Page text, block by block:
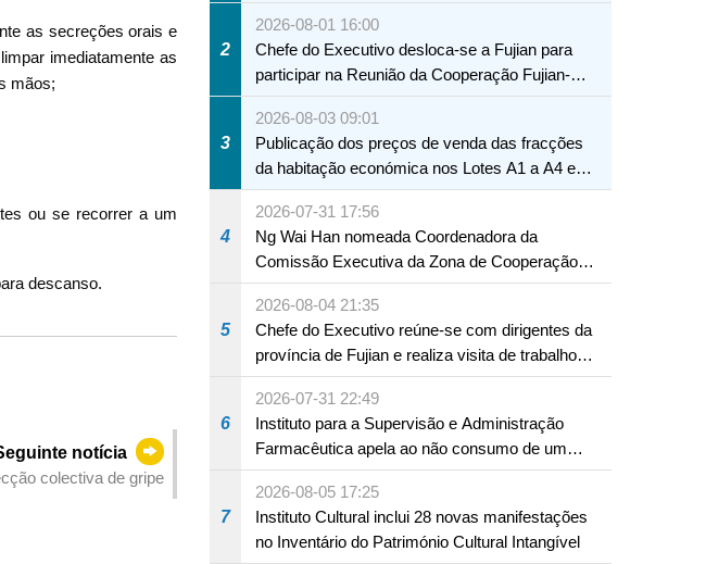
as secreções orais e
imediatamente as
mãos;
ou se recorrer a um
descanso.
notícia
colectiva de gripe
2
2026-08-01 16:00
Chefe do Executivo desloca-se a Fujian para
participar na Reunião da Cooperação Fujian-
Macau
3
2026-08-03 09:01
Publicação dos preços de venda das fracções
da habitação económica nos Lotes A1 a A4 e
A12 da Zona A dos Novos Aterros
4
2026-07-31 17:56
Ng Wai Han nomeada Coordenadora da
Comissão Executiva da Zona de Cooperação
Aprofundada entre Guangdong e Macau em
Hengqin
5
2026-08-04 21:35
Chefe do Executivo reúne-se com dirigentes da
província de Fujian e realiza visita de trabalho
em Fuzhou
6
2026-07-31 22:49
Instituto para a Supervisão e Administração
Farmacêutica apela ao não consumo de um
produto com substâncias medicamentosas
ocidentais
7
2026-08-05 17:25
Instituto Cultural inclui 28 novas manifestações
no Inventário do Património Cultural Intangível